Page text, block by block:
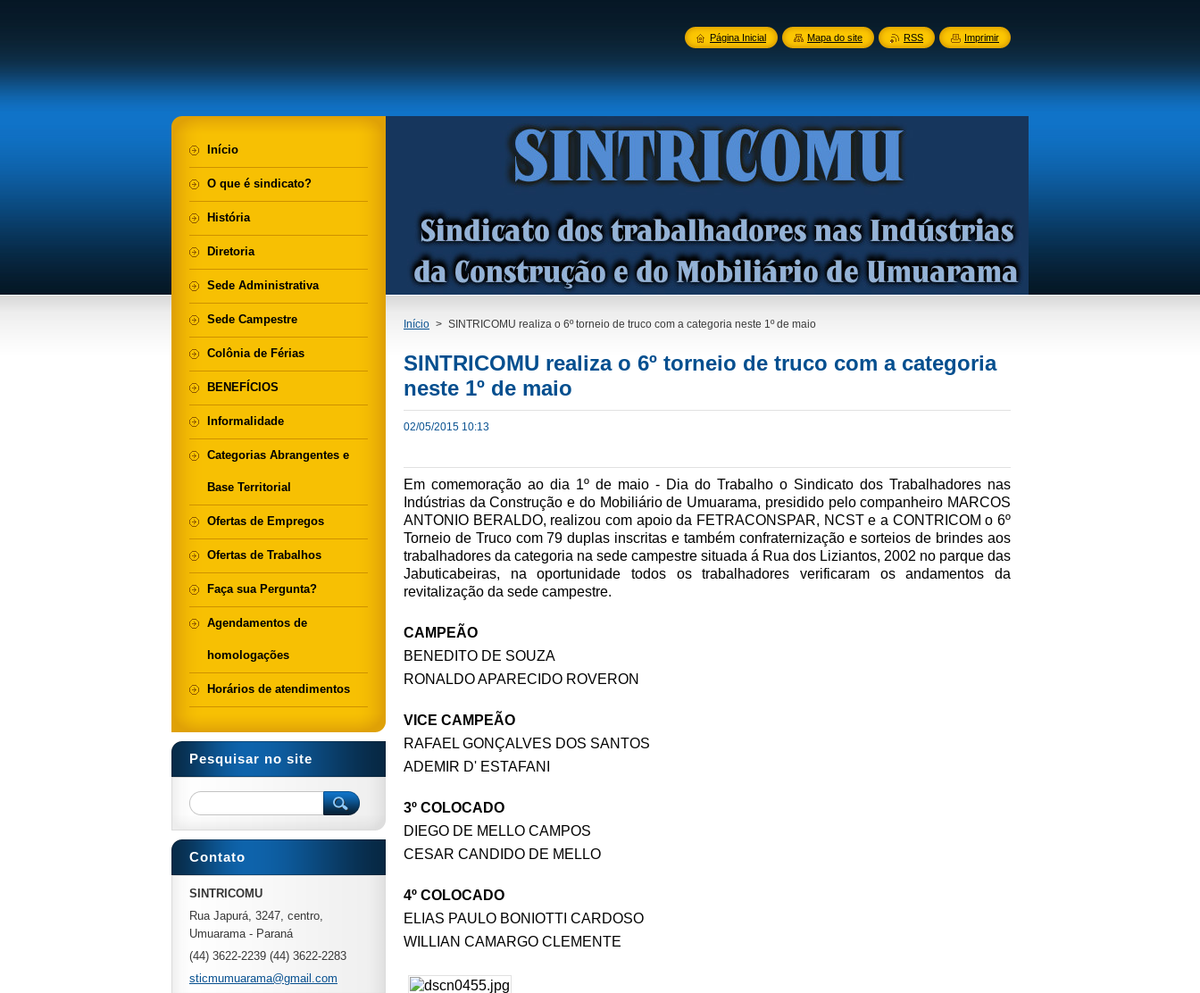
Início > SINTRICOMU realiza o 6º torneio de truco com a categoria neste 1º de maio
SINTRICOMU realiza o 6º torneio de truco com a categoria
neste 1º de maio
02/05/2015 10:13
Em comemoração ao dia 1º de maio - Dia do Trabalho o Sindicato dos Trabalhadores nas
Indústrias da Construção e do Mobiliário de Umuarama, presidido pelo companheiro MARCOS
ANTONIO BERALDO, realizou com apoio da FETRACONSPAR, NCST e a CONTRICOM o 6º
Torneio de Truco com 79 duplas inscritas e também confraternização e sorteios de brindes aos
trabalhadores da categoria na sede campestre situada á Rua dos Liziantos, 2002 no parque das
Jabuticabeiras, na oportunidade todos os trabalhadores verificaram os andamentos da
revitalização da sede campestre.
CAMPEÃO
BENEDITO DE SOUZA
RONALDO APARECIDO ROVERON
VICE CAMPEÃO
RAFAEL GONÇALVES DOS SANTOS
ADEMIR D' ESTAFANI
3º COLOCADO
DIEGO DE MELLO CAMPOS
CESAR CANDIDO DE MELLO
4º COLOCADO
ELIAS PAULO BONIOTTI CARDOSO
WILLIAN CAMARGO CLEMENTE
Início
O que é sindicato?
História
Diretoria
Sede Administrativa
Sede Campestre
Colônia de Férias
BENEFÍCIOS
Informalidade
Categorias Abrangentes e
Base Territorial
Ofertas de Empregos
Ofertas de Trabalhos
Faça sua Pergunta?
Agendamentos de
homologações
Horários de atendimentos
Pesquisar no site
Contato
SINTRICOMU
Rua Japurá, 3247, centro,
Umuarama - Paraná
(44) 3622-2239 (44) 3622-2283
sticmumuarama@gmail.com
Página Inicial Mapa do site RSS Imprimir